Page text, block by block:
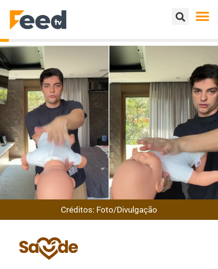
Créditos: Foto/Divulgação